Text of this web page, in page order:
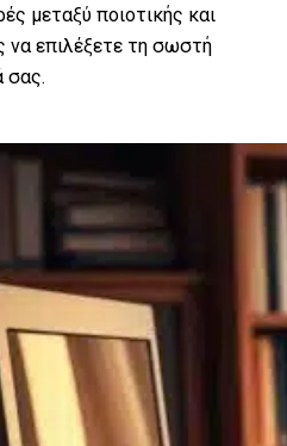
μεταξύ ποιοτικής και
να επιλέξετε τη σωστή
σας.